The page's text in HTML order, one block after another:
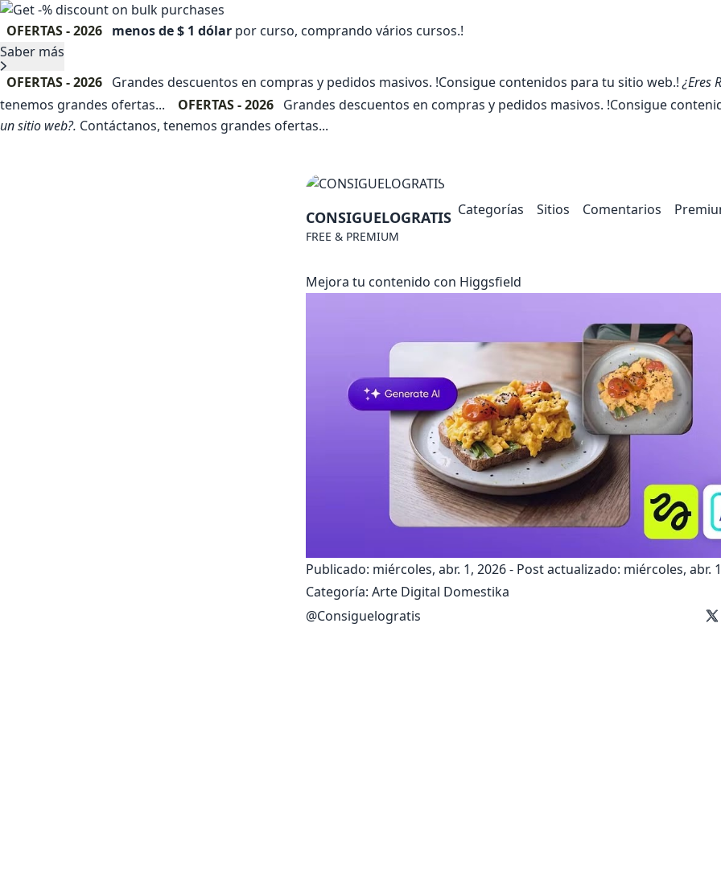
OFERTAS - 2026 menos de $ 1 dólar por curso, comprando vários cursos.!
Saber más
OFERTAS - 2026 Grandes descuentos en compras y pedidos masivos. !Consigue contenidos para tu sitio web.!¿Eres
tenemos grandes ofertas...
OFERTAS - 2026 Grandes descuentos en compras y pedidos masivos. !Consigue
un sitio web?. Contáctanos, tenemos grandes ofertas...
CONSIGUELOGRATIS
FREE & PREMIUM
Categorías Sitios Comentarios
Mejora tu contenido con Higgsfield
Publicado: miércoles, abr. 1, 2026- Post actualizado: miércoles, abr.
Categoría: Arte Digital Domestika
@Consiguelogratis